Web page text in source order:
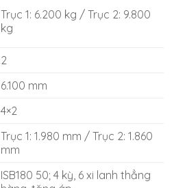
Trục 1: 6.200 kg / Trục 2: 9.800
kg
2
6.100 mm
4×2
Trục 1: 1.980 mm / Trục 2: 1.860
mm
ISB180 50; 4 kỳ, 6 xi lanh thẳng